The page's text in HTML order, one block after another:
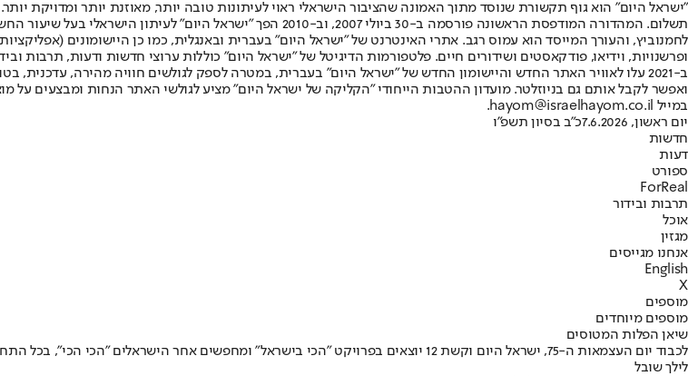
"ישראל היום" הוא גוף תקשורת שנוסד מתוך האמונה שהציבור הישראלי ראוי לעיתונות טובה יותר, מאוזנת יותר ומדויקת
תשלום. המהדורה המודפסת הראשונה פורסמה ב-30 ביולי 2007, וב-2010
ופרשנויות, וידיאו, פודקאסטים ושידורים חיים. פלטפורמות הדיגיטל של "ישראל היום" כוללות ערוצי חדשות ודעות, תרבות
ב-2021 עלו לאוויר האתר החדש והיישומון החדש של "ישראל היום" בעברית, במטרה לספק לגולשים חוויה מהירה,
ואפשר לקבל אותם גם בניוזלטר. מועדון ההטבות הייחודי "הקליקה של ישראל היום" מציע לגולשי האתר הנחות ומבצעים על
במייל hayom@israelhayom.co.il.
יום ראשון, 7.6.2026
כ"ב בסיון תשפ"ו
חדשות
דעות
ספורט
ForReal
תרבות ובידור
אוכל
מגזין
אנחנו מגייסים
English
X
מוספים
מוספים מיוחדים
שיאן הפלות המטוסים
לכבוד יום העצמאות ה-75, ישראל היום וקשת 12 יוצאים בפרויקט "הכי בישראל" ומחפשים אחר הישראלים "הכי הכי", בכל התחומים. והפעם: גיורא אבן-אפשטיין, שיאן הפלות המטוסים.
לילך שובל